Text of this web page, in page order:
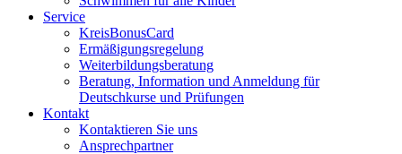
Service
KreisBonusCard
Ermäßigungsregelung
Weiterbildungsberatung
Beratung, Information und Anmeldung für
Deutschkurse und Prüfungen
Kontakt
Kontaktieren Sie uns
Ansprechpartner